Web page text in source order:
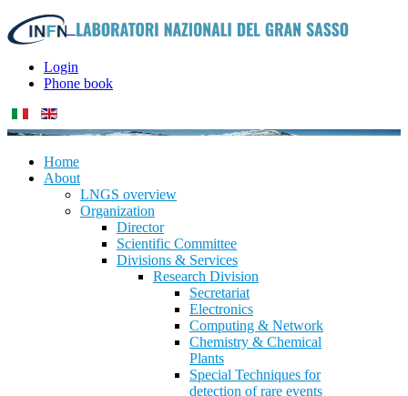
Login
Phone book
Home
About
LNGS overview
Organization
Director
Scientific Committee
Divisions & Services
Research Division
Secretariat
Electronics
Computing & Network
Chemistry & Chemical
Plants
Special Techniques for
detection of rare events